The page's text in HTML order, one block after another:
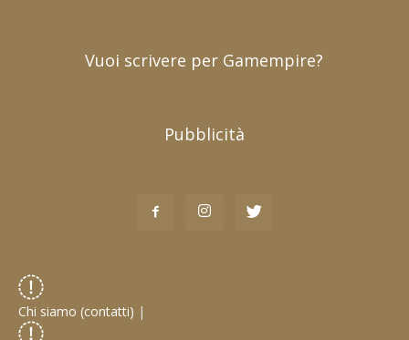
Vuoi scrivere per Gamempire?
Pubblicità
Chi siamo (contatti) |